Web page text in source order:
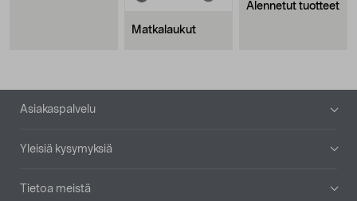
Matkalaukut
Alennetut tuotteet
Alatunniste
Asiakaspalvelu
Yleisiä kysymyksiä
Tietoa meistä